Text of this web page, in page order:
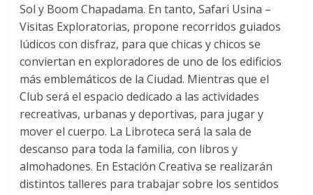
Sol y Boom Chapadama. En tanto, Safari Usina –
Visitas Exploratorias, propone recorridos guiados
lúdicos con disfraz, para que chicas y chicos se
conviertan en exploradores de uno de los edificios
más emblemáticos de la Ciudad. Mientras que el
Club será el espacio dedicado a las actividades
recreativas, urbanas y deportivas, para jugar y
mover el cuerpo. La Libroteca será la sala de
descanso para toda la familia, con libros y
almohadones. En Estación Creativa se realizarán
distintos talleres para trabajar sobre los sentidos